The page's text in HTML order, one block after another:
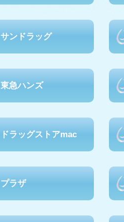
サンドラッグ
東急ハンズ
ドラッグストアmac
プラザ